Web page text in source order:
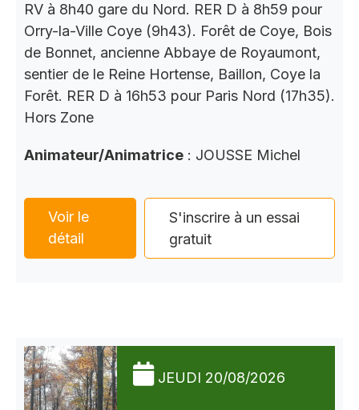
RV à 8h40 gare du Nord. RER D à 8h59 pour
Orry-la-Ville Coye (9h43). Forêt de Coye, Bois
de Bonnet, ancienne Abbaye de Royaumont,
sentier de le Reine Hortense, Baillon, Coye la
Forêt. RER D à 16h53 pour Paris Nord (17h35).
Hors Zone
Animateur/Animatrice : JOUSSE Michel
Voir le
détail
S'inscrire à un essai
gratuit
JEUDI 20/08/2026